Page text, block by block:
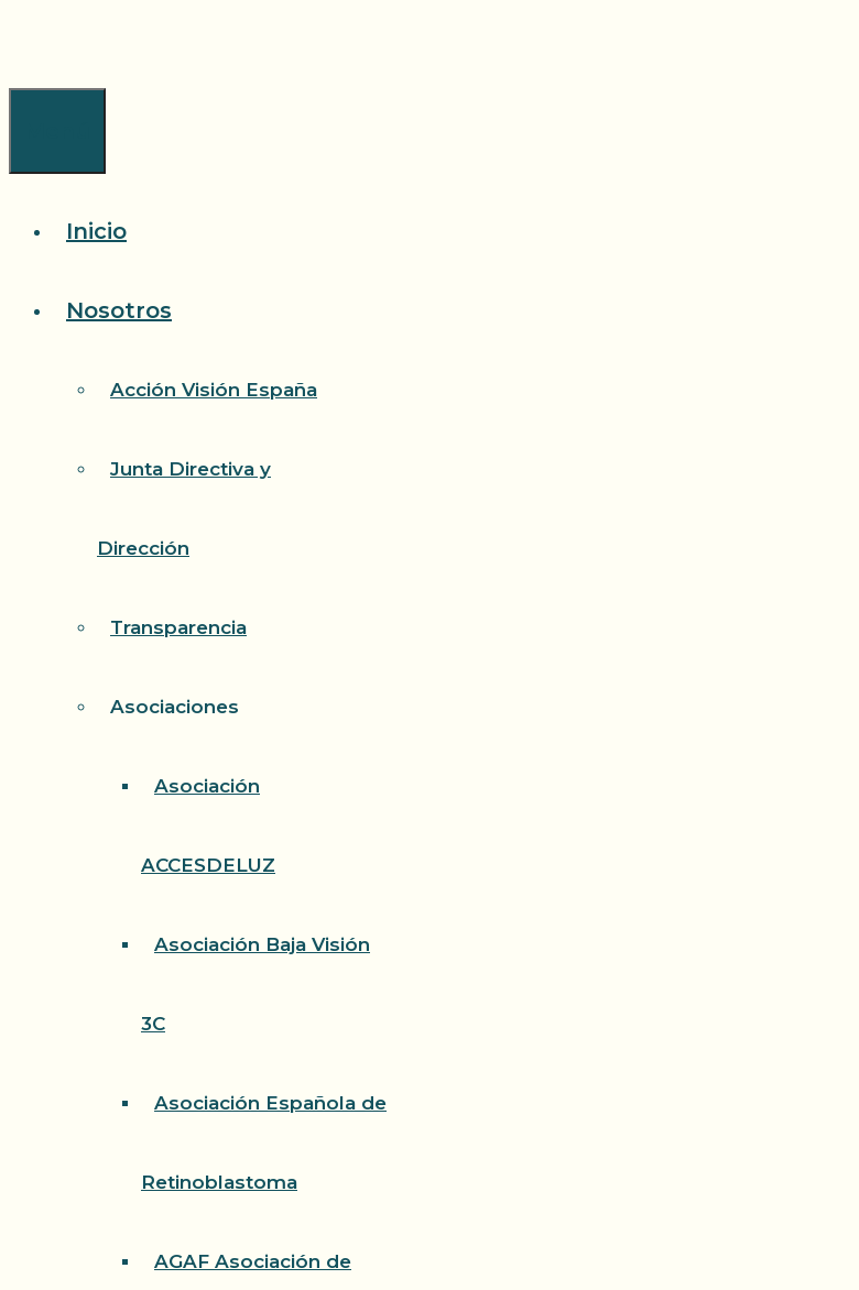
Inicio
Nosotros
Acción Visión España
Junta Directiva y
Dirección
Transparencia
Asociaciones
Asociación
ACCESDELUZ
Asociación Baja Visión
3C
Asociación Española de
Retinoblastoma
AGAF Asociación de